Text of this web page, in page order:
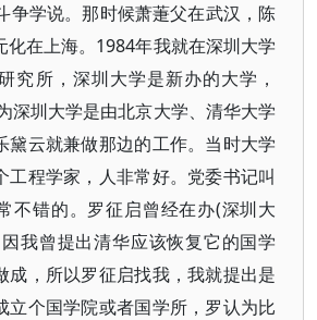
争学说。那时候萧萐父在武汉，陈
化在上海。1984年我就在深圳大学
究所，深圳大学是新办的大学，
深圳大学是由北京大学、清华大学
黛云就兼做那边的工作。当时大学
工程学家，人非常好。党委书记叫
不错的。罗征启曾经在办(深圳大
我曾提出清华应该恢复它的国学
成，所以罗征启找我，我就提出是
立个国学院或者国学所，罗认为比